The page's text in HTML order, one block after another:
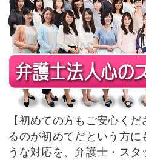
初めての方もご安心くだ
るのが初めてだという方に
うな対応を、弁護士・スタ